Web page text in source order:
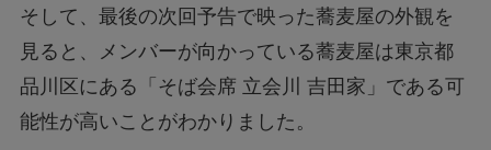
そして、最後の次回予告で映った蕎麦屋の外観を
見ると、メンバーが向かっている蕎麦屋は東京都
品川区にある「そば会席 立会川 吉田家」である可
能性が高いことがわかりました。